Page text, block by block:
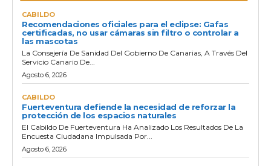
CABILDO
Recomendaciones oficiales para el eclipse: Gafas
certificadas, no usar cámaras sin filtro o controlar a
las mascotas
La Consejería De Sanidad Del Gobierno De Canarias, A Través Del
Servicio Canario De...
Agosto 6, 2026
CABILDO
Fuerteventura defiende la necesidad de reforzar la
protección de los espacios naturales
El Cabildo De Fuerteventura Ha Analizado Los Resultados De La
Encuesta Ciudadana Impulsada Por...
Agosto 6, 2026